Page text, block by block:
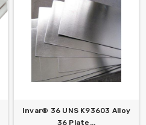
Invar® 36 UNS K93603 Alloy
36 Plate...